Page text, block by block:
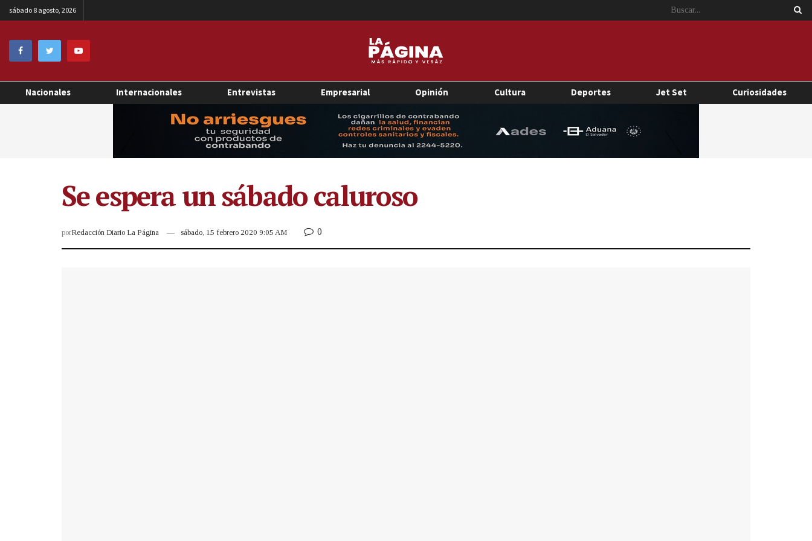
sábado 8 agosto, 2026
Nacionales Internacionales Entrevistas Empresarial Opinión Cultura Deportes Jet Set Curiosidades
Se espera un sábado caluroso
porRedacción Diario La Página sábado, 15 febrero 2020 9:05 AM 0